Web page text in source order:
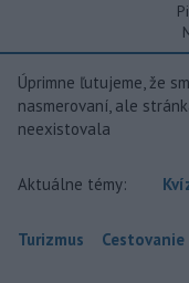
Úprimne ľutujeme, že
nasmerovaní, ale
neexistovala
Aktuálne témy:
Turizmus Cestovanie